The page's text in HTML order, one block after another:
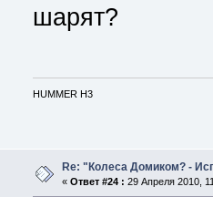
шарят?
HUMMER H3
Re: "Колеса Домиком? -
«Ответ #24 : 29 Апреля 2010,